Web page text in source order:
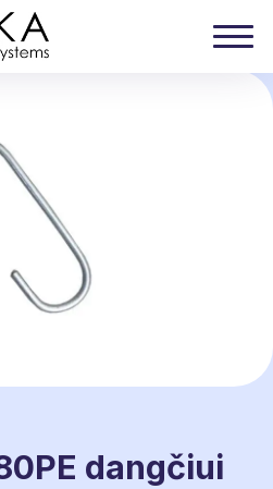
dangčiui